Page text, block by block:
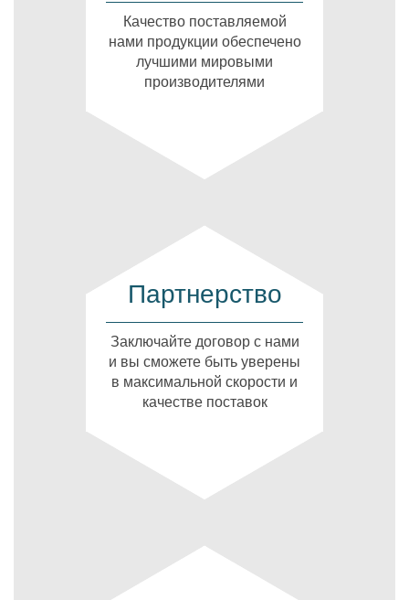
Качество поставляемой
нами продукции обеспечено
лучшими мировыми
производителями
Партнерство
Заключайте договор с нами
и вы сможете быть уверены
в максимальной скорости и
качестве поставок